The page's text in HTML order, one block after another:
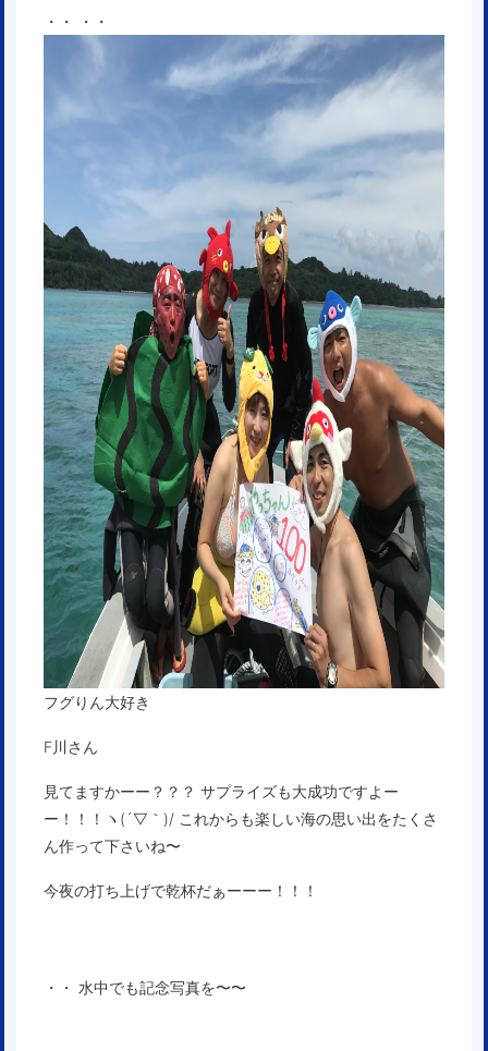
・・ ・・
フグりん大好き
F川さん
見てますかーー？？？ サプライズも大成功ですよー
ー！！！ヽ(´▽｀)/ これからも楽しい海の思い出をたくさ
ん作って下さいね〜
今夜の打ち上げで乾杯だぁーーー！！！
・・ 水中でも記念写真を〜〜